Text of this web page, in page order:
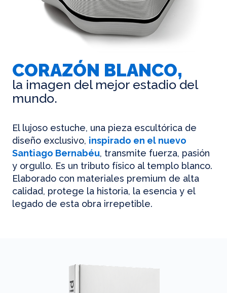
CORAZÓN BLANCO,
la imagen del mejor estadio del
mundo.
El lujoso estuche, una pieza escultórica de
diseño exclusivo, inspirado en el nuevo
Santiago Bernabéu, transmite fuerza, pasión
y orgullo. Es un tributo físico al templo blanco.
Elaborado con materiales premium de alta
calidad, protege la historia, la esencia y el
legado de esta obra irrepetible.